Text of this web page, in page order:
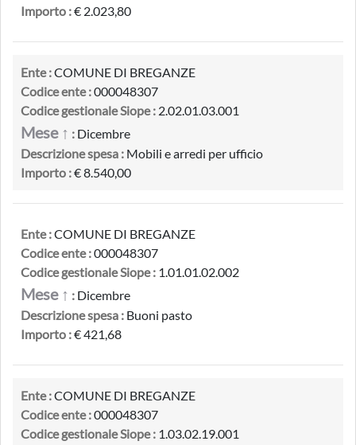
Importo :€ 2.023,80
Ente :COMUNE DI BREGANZE
Codice ente :000048307
Codice gestionale Siope : 2.02.01.03.001
Mese ↑ : Dicembre
Descrizione spesa : Mobili e arredi per ufficio
Importo :€ 8.540,00
Ente :COMUNE DI BREGANZE
Codice ente :000048307
Codice gestionale Siope : 1.01.01.02.002
Mese ↑ : Dicembre
Descrizione spesa : Buoni pasto
Importo :€ 421,68
Ente :COMUNE DI BREGANZE
Codice ente :000048307
Codice gestionale Siope : 1.03.02.19.001